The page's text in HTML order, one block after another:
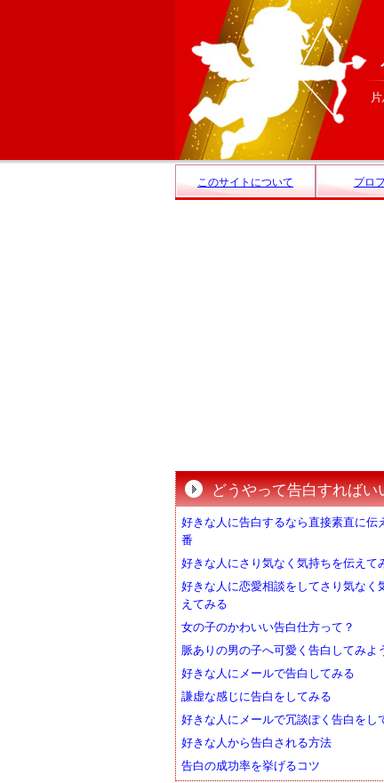
このサイトについて プロ
どうやって告白すればい
好きな人に告白するなら直接素直に伝
番
好きな人にさり気なく気持ちを伝えて
好きな人に恋愛相談をしてさり気なく
えてみる
女の子のかわいい告白仕方って？
脈ありの男の子へ可愛く告白してみよ
好きな人にメールで告白してみる
謙虚な感じに告白をしてみる
好きな人にメールで冗談ぽく告白をし
好きな人から告白される方法
告白の成功率を挙げるコツ